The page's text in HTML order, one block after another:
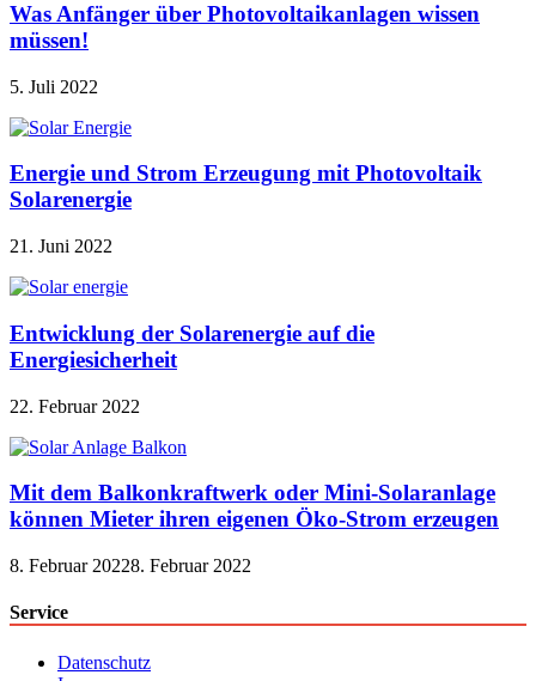
Was Anfänger über Photovoltaikanlagen wissen
müssen!
5. Juli 2022
Energie und Strom Erzeugung mit Photovoltaik
Solarenergie
21. Juni 2022
Entwicklung der Solarenergie auf die
Energiesicherheit
22. Februar 2022
Mit dem Balkonkraftwerk oder Mini-Solaranlage
können Mieter ihren eigenen Öko-Strom erzeugen
8. Februar 20228. Februar 2022
Service
Datenschutz